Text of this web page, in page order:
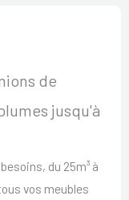
de
jusqu'à
du 25m³ à
vos meubles